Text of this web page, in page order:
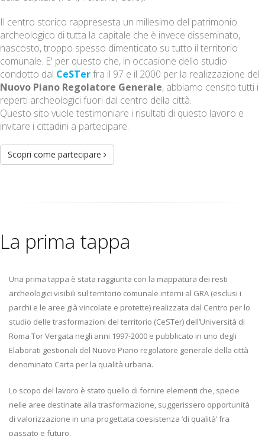
Il centro storico rappresesta un millesimo del patrimonio
archeologico di tutta la capitale che è invece disseminato,
nascosto, troppo spesso dimenticato su tutto il territorio
comunale. E' per questo che, in occasione dello studio
condotto dal CeSTerfra il 97 e il 2000 per la realizzazione del
Nuovo Piano Regolatore Generale, abbiamo censito tutti i
reperti archeologici fuori dal centro della città.
Questo sito vuole testimoniare i risultati di questo lavoro e
invitare i cittadini a partecipare.
Scopri come partecipare
La prima tappa
Una prima tappa è stata raggiunta con la mappatura dei resti
archeologici visibili sul territorio comunale interni al GRA (esclusi i
parchi e le aree già vincolate e protette) realizzata dal Centro per lo
studio delle trasformazioni del territorio (CeSTer) dell’Università di
Roma Tor Vergata negli anni 1997-2000 e pubblicato in uno degli
Elaborati gestionali del Nuovo Piano regolatore generale della città
denominato Carta per la qualità urbana.
Lo scopo del lavoro è stato quello di fornire elementi che, specie
nelle aree destinate alla trasformazione, suggerissero opportunità
di valorizzazione in una progettata coesistenza ‘di qualità’ fra
passato e futuro.